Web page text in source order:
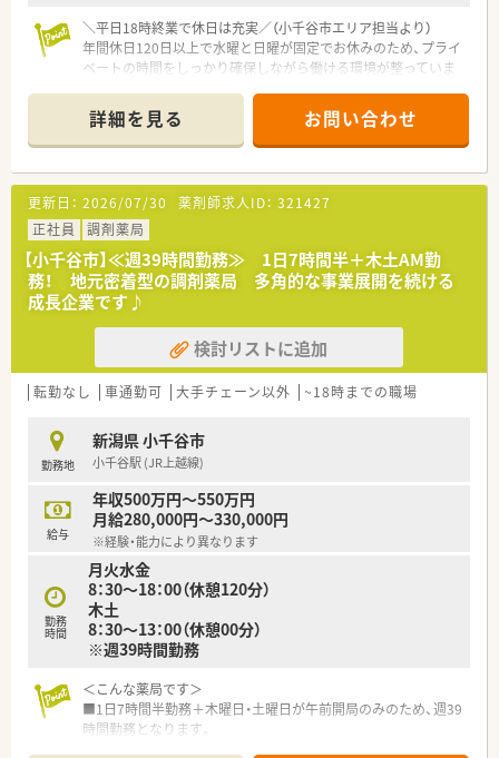
＼平日18時終業で休日は充実／（小千谷市エリア担当より）
年間休日120日以上で水曜と日曜が固定でお休みのため、プライ
ベートの時間をしっかり確保しながら働ける環境が整っていま
＊------------------------------------------＊
【店舗情報と応需状況について】
■JR上越線の小千谷駅から徒歩4分という好立地にあり、毎日の
通勤が非常にスムーズで負担の少ない職場環境です。
■近隣のクリニックより精神科と心療内科の処方箋を1日約40
枚応需しており、専門性を磨ける環境が整っています。
■薬剤師1名の体制で運営されているため、自身のペースで責任
を持って日々の調剤業務を完結できるやりがいがあります。
【法人特徴について】
■群馬県と新潟県を拠点として地域に根ざした店舗展開を行っ
ており、安定した経営基盤を持つ法人が運営しています。
■社員同士の仲が良くアットホームな雰囲気が特徴で、中途入社
の方でもすぐに馴染める温かさがある職場環境です。
■職員のスキルアップを積極的に支援する体制が整っており、
【勤務実態について】
■平日は朝9時から18時までの勤務となっており、残業がほとん
どないためメリハリのある働き方が実現できます。
■水曜日と日曜日が固定でお休みとなる週休2.5日制を採用して
おり、年間休日120日以上のゆとりある環境です。
■希望休を取得する際には近隣店舗からラウンダーが応援に来
る体制が整っており、お休みを取りやすい職場です。
【職場環境と雰囲気】
■1人薬剤師体制の店舗ですが、事務スタッフが2名在籍してい
るため、調剤や監査の業務にしっかりと専念できます。
係を大切にしながら和やかに業務に取り組めます。
■法人全体として社員同士の仲が非常に良く、困ったことや悩み
があればすぐに相談できる風通しの良さがあります。
詳細を見る お問い合わせ
更新日： 2026/07/30 薬剤師求人ID： 321427
正社員
調剤薬局
【小千谷市】≪週39時間勤務≫ 1日7時間半＋木土AM勤
務！ 地元密着型の調剤薬局 多角的な事業展開を続ける
成長企業です♪
検討リストに追加
転勤なし 車通勤可 大手チェーン以外 ~18時までの職場
勤務地
新潟県 小千谷市
小千谷駅 (JR上越線)
給与
年収500万円～550万円
月給280,000円～330,000円
※経験・能力により異なります
勤務
時間
月火水金
8：30～18：00（休憩120分）
木土
8：30～13：00（休憩00分）
※週39時間勤務
＜こんな薬局です＞
■1日7時間半勤務＋木曜日・土曜日が午前開局のみのため、週39
時間勤務となります。